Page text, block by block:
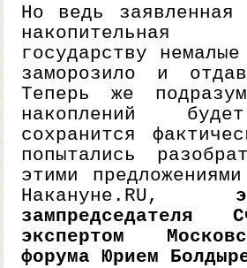
Но ведь заявленная
накопительная
государству
заморозило и
Теперь же
накоплений
сохранится
попытались
этими
Накануне.RU,
экспертом
форума Юрием